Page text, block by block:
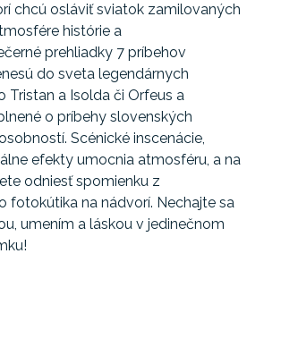
chcú osláviť sviatok zamilovaných
histórie a
prehliadky 7 príbehov
do sveta legendárnych
Tristan a Isolda či Orfeus a
o príbehy slovenských
Scénické inscenácie,
efekty umocnia atmosféru, a na
odniesť spomienku z
fotokútika na nádvorí. Nechajte sa
umením a láskou v jedinečnom